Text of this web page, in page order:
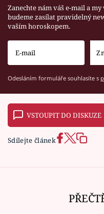
Zanechte nám váš e-mail a my
budeme zasílat pravidelný
vaším horoskopem.
Odesláním formuláře souhlasíte s
VSTOUPIT DO DISKUZE
Sdílejte článek